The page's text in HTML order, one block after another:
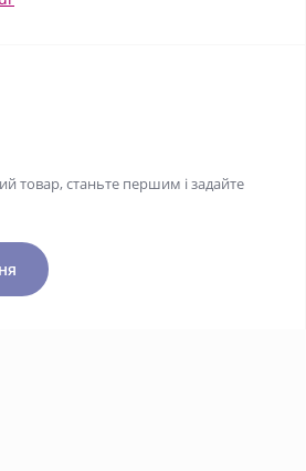
товар, станьте першим і задайте